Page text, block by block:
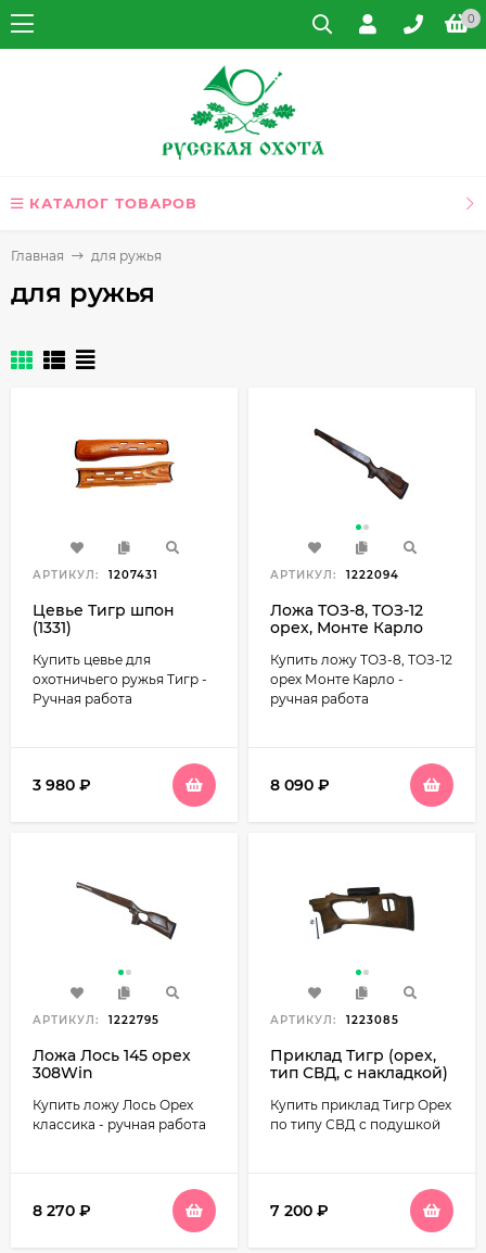
0
КАТАЛОГ ТОВАРОВ
Главная для ружья
для ружья
АРТИКУЛ: 1207431
Цевье Тигр шпон
(1331)
Купить цевье для
охотничьего ружья Тигр -
Ручная работа
3 980 ₽
АРТИКУЛ: 1222094
Ложа ТОЗ-8, ТОЗ-12
орех, Монте Карло
Купить ложу ТОЗ-8, ТОЗ-12
орех Монте Карло -
ручная работа
8 090 ₽
АРТИКУЛ: 1222795
Ложа Лось 145 орех
308Win
Купить ложу Лось Орех
классика - ручная работа
8 270 ₽
АРТИКУЛ: 1223085
Приклад Тигр (орех,
тип СВД, с накладкой)
Купить приклад Тигр Орех
по типу СВД с подушкой
7 200 ₽